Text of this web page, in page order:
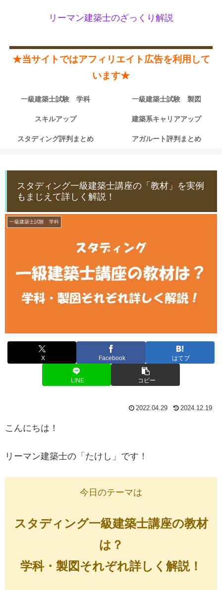
リーマン建築士のざっくり解説
★当サイトではアフィリエイト広告を利用して
います★
一級建築士試験 学科 一級建築士試験 製図
スキルアップ 建築系キャリアアップ
スタディング評判まとめ アガルート評判まとめ
スタディング一級建築士講座の「教材」を実例
もまじえて詳しく解説！
一級建築士試験 学科
X Facebook はてブ
LINE コピー
2022.04.29 2024.12.19
こんにちは！
リーマン建築士の「たけし」です！
今日のテーマは
スタディング一級建築士講座の教材
は？
学科・製図それぞれ詳しく解説！